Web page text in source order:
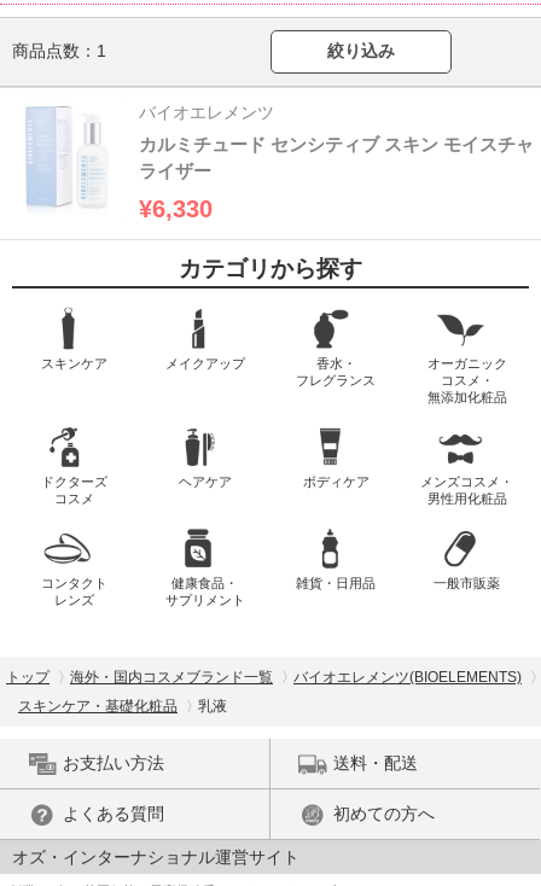
商品点数： 1 絞り込み
バイオエレメンツ
カルミチュード センシティブ スキン モイスチャ
ライザー
¥6,330
カテゴリから探す
スキンケア メイクアップ
香水・
フレグランス
オーガニック
コスメ・
無添加化粧品
ドクターズ
コスメ
ヘアケア ボディケア
メンズコスメ・
男性用化粧品
コンタクト
レンズ
健康食品・
サプリメント
雑貨・日用品 一般市販薬
トップ 海外・国内コスメブランド一覧
バイオエレメンツ(BIOELEMENTS)
スキンケア・基礎化粧品
乳液
お支払い方法 送料・配送
よくある質問 初めての方へ
オズ・インターナショナル運営サイト